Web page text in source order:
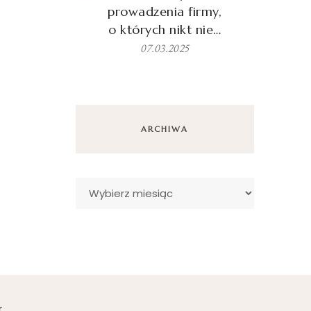
prowadzenia firmy,
o których nikt nie…
07.03.2025
ARCHIWA